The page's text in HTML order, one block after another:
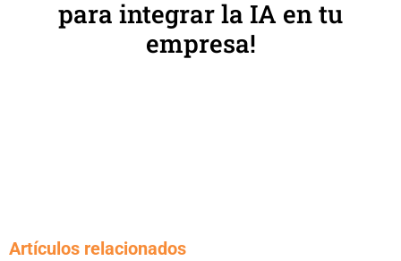
para integrar la IA en tu
empresa!
Artículos relacionados